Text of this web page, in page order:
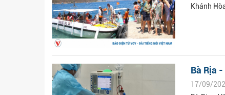
Khánh
Bà Rịa
17/09/